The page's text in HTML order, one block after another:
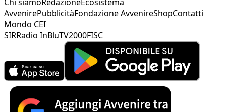
AvvenirePubblicitàFondazione AvvenireShopContatti
Mondo CEI
SIRRadio InBluTV2000FISC